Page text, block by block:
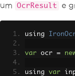
um
OcrResult e
using
var ocr =
using var